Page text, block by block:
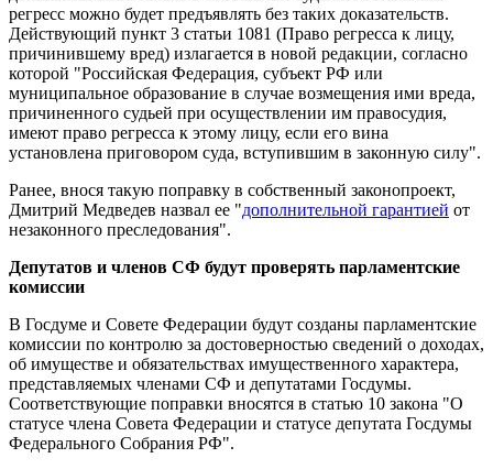
регресс можно будет предъявлять без таких доказательств.
Действующий пункт 3 статьи 1081 (Право регресса к лицу,
причинившему вред) излагается в новой редакции, согласно
которой "Российская Федерация, субъект РФ или
муниципальное образование в случае возмещения ими вреда,
причиненного судьей при осуществлении им правосудия,
имеют право регресса к этому лицу, если его вина
установлена приговором суда, вступившим в законную силу".
Ранее, внося такую поправку в собственный законопроект,
Дмитрий Медведев назвал ее "дополнительной гарантией от
незаконного преследования".
Депутатов и членов СФ будут проверять парламентские
комиссии
В Госдуме и Совете Федерации будут созданы парламентские
комиссии по контролю за достоверностью сведений о доходах,
об имуществе и обязательствах имущественного характера,
представляемых членами СФ и депутатами Госдумы.
Соответствующие поправки вносятся в статью 10 закона "О
статусе члена Совета Федерации и статусе депутата Госдумы
Федерального Собрания РФ".